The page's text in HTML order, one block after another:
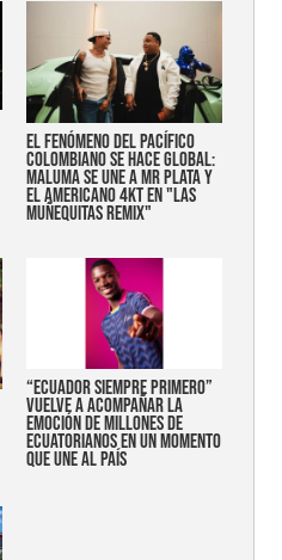
EL FENÓMENO DEL PACÍFICO
COLOMBIANO SE HACE GLOBAL:
MALUMA SE UNE A MR PLATA Y
EL AMERICANO 4KT EN "LAS
MUÑEQUITAS REMIX"
“Ecuador siempre primero”
vuelve a acompañar la
emoción de millones de
ecuatorianos en un momento
que une al país